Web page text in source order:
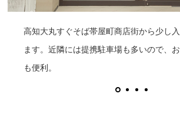
高知大丸すぐそば帯屋町商店街から少し
ます。近隣には提携駐車場も多いので、
も便利。